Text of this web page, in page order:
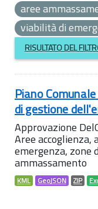
aree
viabilità di
RISULTATO DEL
Piano
di gestione
Approvazione
Aree
emergenza, zone
ammassamento
KML GeoJSON ZIP